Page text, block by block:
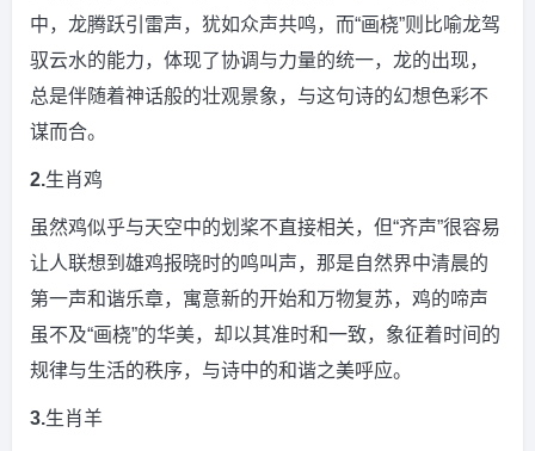
中，龙腾跃引雷声，犹如众声共鸣，而“画桡”则比喻龙驾
驭云水的能力，体现了协调与力量的统一，龙的出现，
总是伴随着神话般的壮观景象，与这句诗的幻想色彩不
谋而合。
2.生肖鸡
虽然鸡似乎与天空中的划桨不直接相关，但“齐声”很容易
让人联想到雄鸡报晓时的鸣叫声，那是自然界中清晨的
第一声和谐乐章，寓意新的开始和万物复苏，鸡的啼声
虽不及“画桡”的华美，却以其准时和一致，象征着时间的
规律与生活的秩序，与诗中的和谐之美呼应。
3.生肖羊